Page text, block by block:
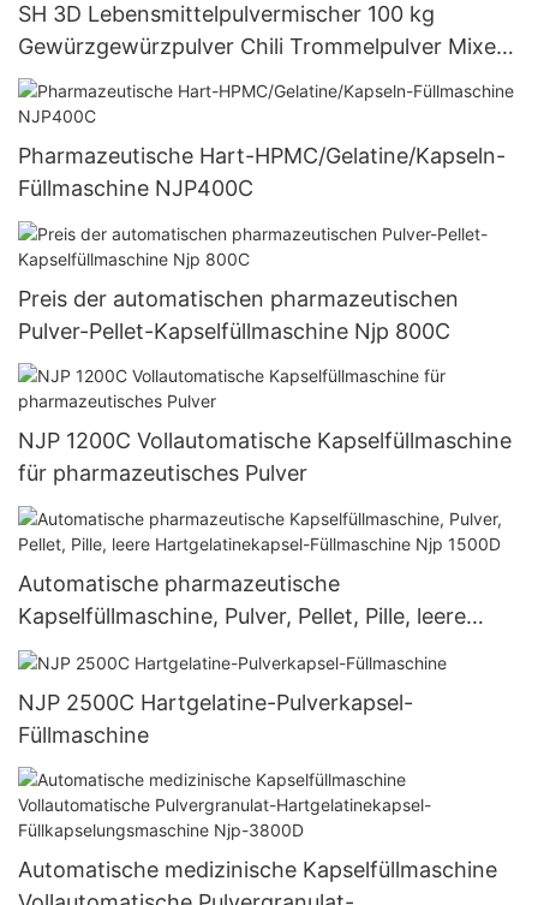
SH 3D Lebensmittelpulvermischer 100 kg
Gewürzgewürzpulver Chili Trommelpulver Mixer
Mixer Maschine
Pharmazeutische Hart-HPMC/Gelatine/Kapseln-
Füllmaschine NJP400C
Preis der automatischen pharmazeutischen
Pulver-Pellet-Kapselfüllmaschine Njp 800C
NJP 1200C Vollautomatische Kapselfüllmaschine
für pharmazeutisches Pulver
Automatische pharmazeutische
Kapselfüllmaschine, Pulver, Pellet, Pille, leere
Hartgelatinekapsel-Füllmaschine Njp 1500D
NJP 2500C Hartgelatine-Pulverkapsel-
Füllmaschine
Automatische medizinische Kapselfüllmaschine